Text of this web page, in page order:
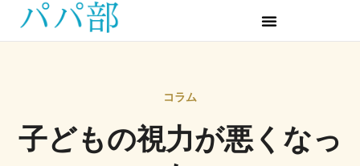
コラム
子どもの視力が悪くなっ